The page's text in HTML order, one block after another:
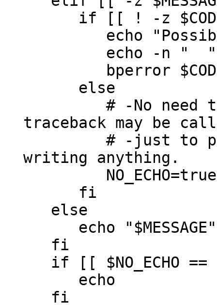
if [[ ! -z
echo "Possible
echo -n " "
bperror
else
# -No need to
traceback may be
# -just to
writing anything.
NO_ECHO=true
fi
else
echo
fi
if [[ $NO_ECHO
echo
fi